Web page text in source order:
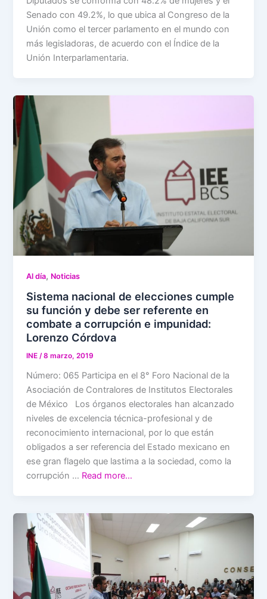
Senado con 49.2%, lo que ubica al Congreso de la
Unión como el tercer parlamento en el mundo con
más legisladoras, de acuerdo con el Índice de la
Unión Interparlamentaria.
Al día, Noticias
Sistema nacional de elecciones cumple
su función y debe ser referente en
combate a corrupción e impunidad:
Lorenzo Córdova
INE/8 marzo, 2019
Número: 065 Participa en el 8° Foro Nacional de la
Asociación de Contralores de Institutos Electorales
de México Los órganos electorales han alcanzado
niveles de excelencia técnica-profesional y de
reconocimiento internacional, por lo que están
obligados a ser referencia del Estado mexicano en
ese gran flagelo que lastima a la sociedad, como la
corrupción … Read more…